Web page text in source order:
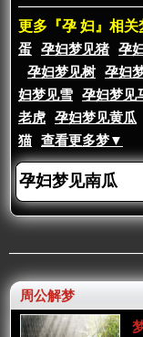
更多『孕 妇』相关
蛋
孕妇梦见猪 孕
孕妇梦见树
孕妇
妇梦见雪
孕妇梦见
老虎
孕妇梦见黄瓜
猫
查看更多梦▼
周公解梦